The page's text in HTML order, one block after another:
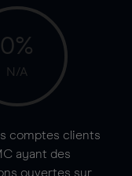
0%
N/A
comptes clients
ayant des
ouvertes sur